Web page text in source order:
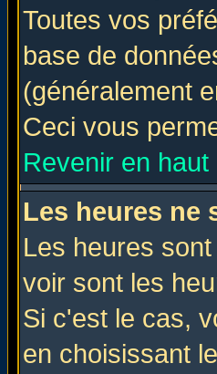
Toutes vos
base de
(généralement
Ceci vous
Revenir en haut
Les heures ne
Les heures
voir sont les
Si c'est le cas,
en choisissant